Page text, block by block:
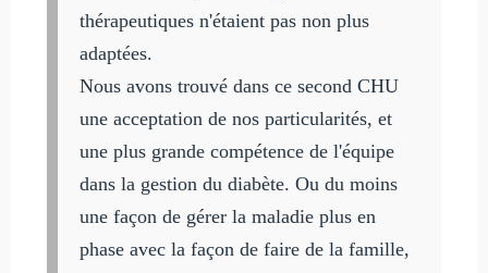
thérapeutiques n'étaient pas non plus
adaptées.
Nous avons trouvé dans ce second CHU
une acceptation de nos particularités, et
une plus grande compétence de l'équipe
dans la gestion du diabète. Ou du moins
une façon de gérer la maladie plus en
phase avec la façon de faire de la famille,